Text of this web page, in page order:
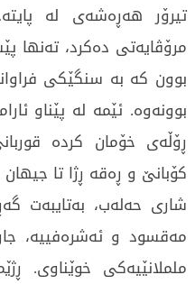
تیرۆر هەڕەشەی لە
مرۆڤایەتی دەکرد، تەنها
بوون کە بە سنگێکی
بوونەوە. ئێمە لە پێناو
ڕۆڵەی خۆمان کردە
کۆبانێ و ڕەقە ڕژا تا
شاری حەلەب، بەتایبەت
مەقسود و ئەشرەفییە،
ململانێیەکی خوێناوی.